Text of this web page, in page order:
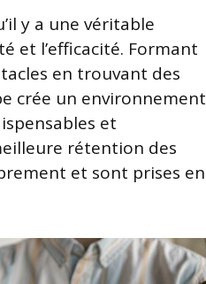
y a une véritable
et l’efficacité. Formant
en trouvant des
crée un environnement
et
rétention des
et sont prises en